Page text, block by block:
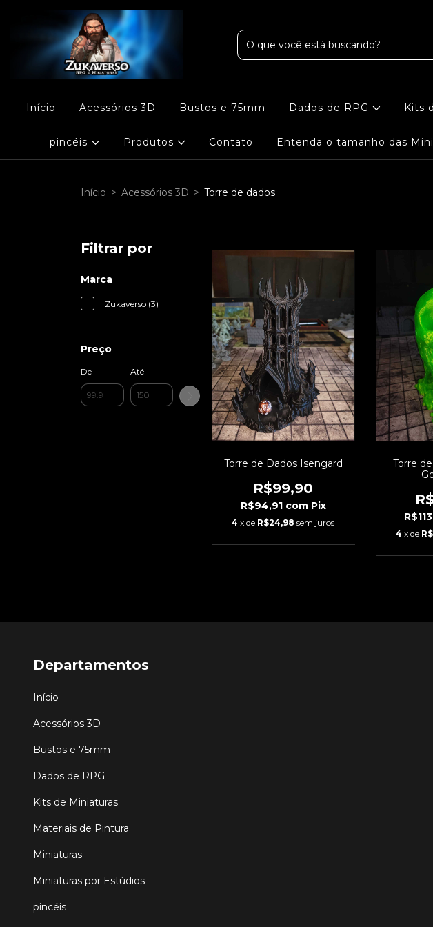
Início Acessórios 3D Bustos e 75mm Dados de RPG Kits
pincéis Produtos Contato Entenda o tamanho das
Início > Acessórios 3D > Torre de dados
Filtrar por
Marca
Zukaverso (3)
Preço
De Até
Torre de Dados Isengard
R$99,90
R$94,91 com Pix
4 x de R$24,98 sem juros
Torre
4 x de
Departamentos
Início
Acessórios 3D
Bustos e 75mm
Dados de RPG
Kits de Miniaturas
Materiais de Pintura
Miniaturas
Miniaturas por Estúdios
pincéis